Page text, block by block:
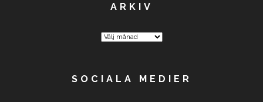
ARKIV
Arkiv
SOCIALA MEDIER